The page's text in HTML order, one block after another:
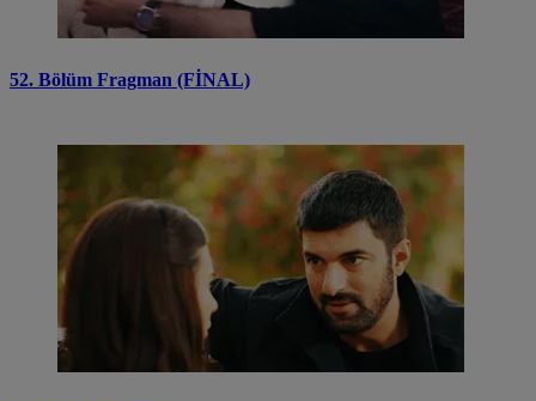
52. Bölüm Fragman (FİNAL)